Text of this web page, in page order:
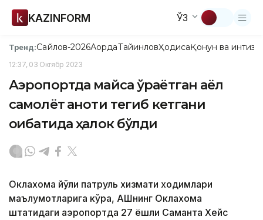
KAZINFORM ЎЗ
Тренд:Сайлов-2026АқордаТайинловҲодисаҚонун ва
12:37, 03 Октябр 2023
Аэропортда майса ўраётган аёл
самолёт қаноти тегиб кетгани
оқибатида ҳалок бўлди
Оклахома йўли патруль хизмати ходимлари
маълумотларига кўра, АҚШнинг Оклахома
штатидаги аэропортда 27 ёшли Саманта Хейс